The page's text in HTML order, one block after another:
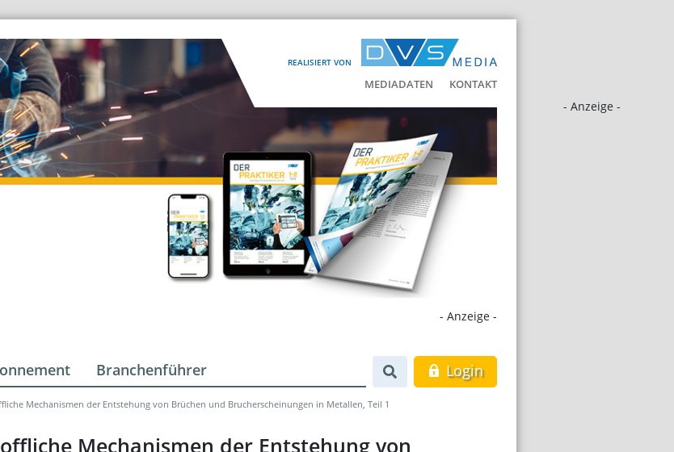
REALISIERT VON
MEDIADATEN KONTAKT
- Anzeige -
- Anzeige -
Branchenführer Login
Mechanismen der Entstehung von Brüchen und Brucherscheinungen in Metallen, Teil 1
Mechanismen der Entstehung von